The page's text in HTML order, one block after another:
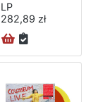
LP
282,89 zł